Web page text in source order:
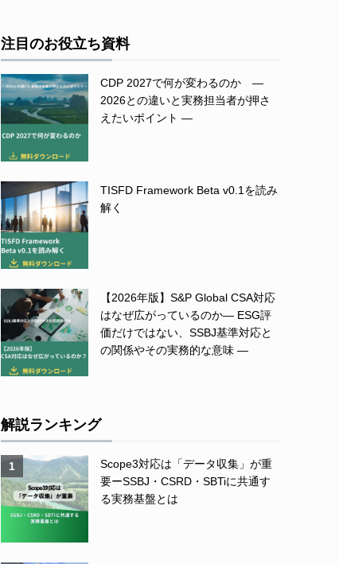
注目のお役立ち資料
CDP 2027で何が変わるのか ―
2026との違いと実務担当者が押さ
えたいポイント ―
TISFD Framework Beta v0.1を読み
解く
【2026年版】S&P Global CSA対応
はなぜ広がっているのか― ESG評
価だけではない、SSBJ基準対応と
の関係やその実務的な意味 ―
解説ランキング
1
Scope3対応は「データ収集」が重
要ーSSBJ・CSRD・SBTiに共通す
る実務基盤とは